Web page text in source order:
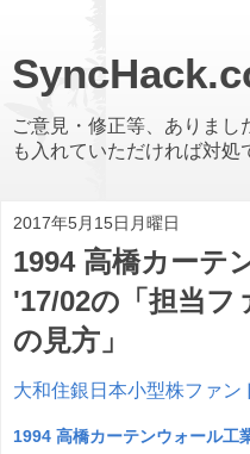
ご意見・修正等、ありまし
も入れていただければ対処
2017年5月15日月曜日
1994 高橋カーテ
'17/02の「担当フ
の見方」
大和住銀日本小型株ファン
1994 高橋カーテンウォール工